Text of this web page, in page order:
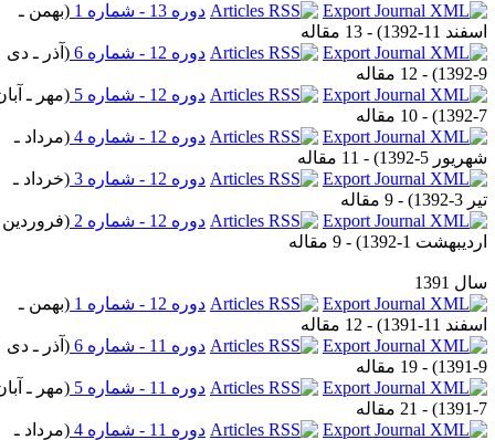
دوره 13 - شماره 1
(بهمن ـ
11-1392
) - 13 مقاله
دوره 12 - شماره 6
(آذر ـ دی
) - 12 مقاله
دوره 12 - شماره 5
(مهر ـ آبان
) - 10 مقاله
دوره 12 - شماره 4
(مرداد ـ
5-1392
) - 11 مقاله
دوره 12 - شماره 3
(خرداد ـ
3-1392
) - 9 مقاله
دوره 12 - شماره 2
(فروردین ـ
1-1392
) - 9 مقاله
1391
دوره 12 - شماره 1
(بهمن ـ
11-1391
) - 12 مقاله
دوره 11 - شماره 6
(آذر ـ دی
) - 19 مقاله
دوره 11 - شماره 5
(مهر ـ آبان
) - 21 مقاله
دوره 11 - شماره 4
(مرداد ـ